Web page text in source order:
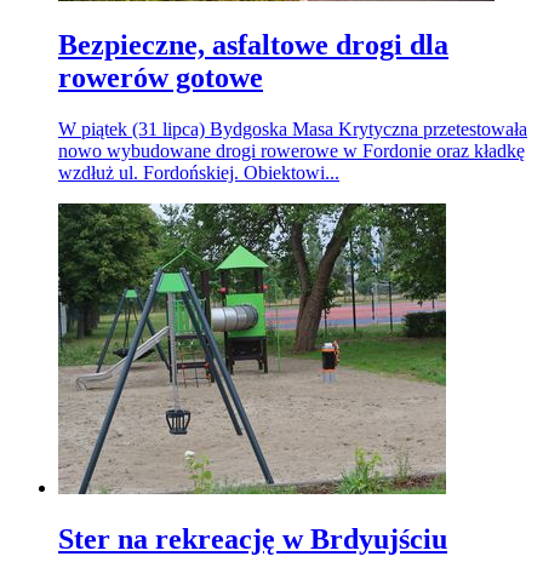
Bezpieczne, asfaltowe drogi dla
rowerów gotowe
W piątek (31 lipca) Bydgoska Masa Krytyczna przetestowała
nowo wybudowane drogi rowerowe w Fordonie oraz kładkę
wzdłuż ul. Fordońskiej. Obiektowi...
Ster na rekreację w Brdyujściu